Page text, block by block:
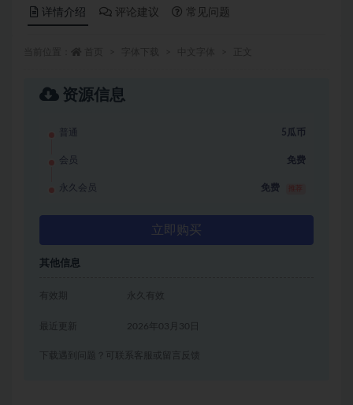
详情介绍 评论建议 常见问题
资源信息
普通 5瓜币
会员 免费
永久会员 免费
立即购买
其他信息
有效期 永久有效
2026年03月30日
下载遇到问题？可联系客服或留言反馈